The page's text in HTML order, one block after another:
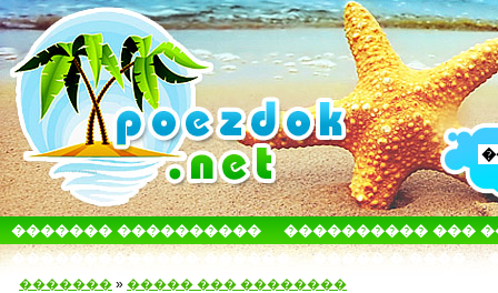
������� ����������
���������� ���
������������� ������
����� � ����
������� » ����� ��� ��������